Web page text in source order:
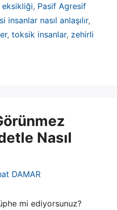
, Pasif Agresif
insanlar nasıl anlaşılır,
, toksik insanlar, zehirli
Nasıl
DAMAR
mi ediyorsunuz?